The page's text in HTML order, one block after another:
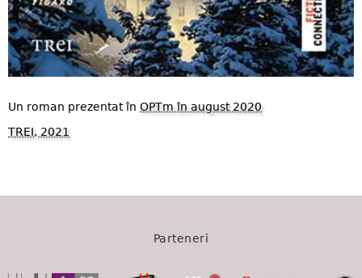
Un roman prezentat în OPTm în august 2020
TREI, 2021
Parteneri